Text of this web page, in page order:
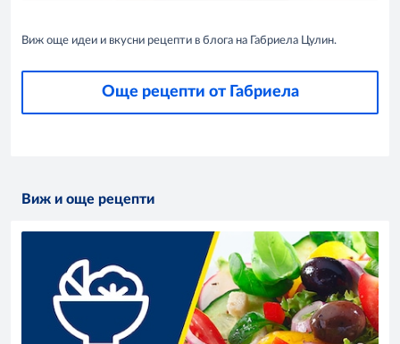
Виж още идеи и вкусни рецепти в блога на Габриела Цулин.
Още рецепти от Габриела
Виж и още рецепти